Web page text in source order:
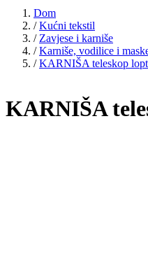
Dom
/ Kućni tekstil
/ Zavjese i karniše
/ Karniše, vodilice i
/ KARNIŠA teleskop
KARNIŠA